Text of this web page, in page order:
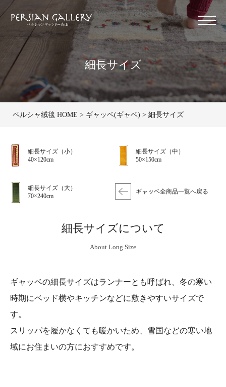
細長サイズ
ペルシャ絨毯 HOME ギャッベ(ギャベ) 細長サイズ
細長サイズ（小）
40×120cm
細長サイズ（中）
50×150cm
細長サイズ（大）
70×240cm
ギャッベ全商品一覧へ戻る
細長サイズについて
About Long Size
ギャッベの細長サイズはランナーとも呼ばれ、冬の寒い
時期にベッド横やキッチンなどに敷きやすいサイズで
す。
スリッパを履かなくても暖かいため、雪国などの寒い地
域にお住まいの方におすすめです。